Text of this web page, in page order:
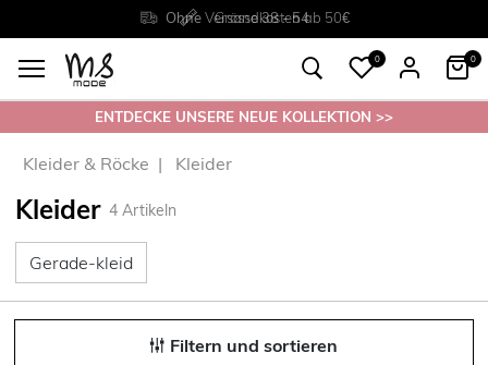
OhneVersandkosten ab 50€
Grösse38 - 54
Rückgabe innerhalb 30 Tagen
0 0
ENTDECKE UNSERE NEUE KOLLEKTION >>
Kleider & Röcke Kleider
Kleider 4 Artikeln
Gerade-kleid
Filtern und sortieren